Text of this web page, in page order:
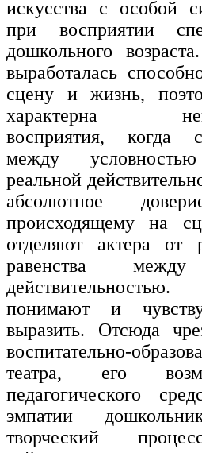
искусства с особой
при восприятии
дошкольного
выработалась
сцену и жизнь,
характерна
восприятия, когда
между
реальной
абсолютное
происходящему на
отделяют актера от
равенства
понимают и
выразить. Отсюда
воспитательно-
театра, его
педагогического
эмпатии
творческий